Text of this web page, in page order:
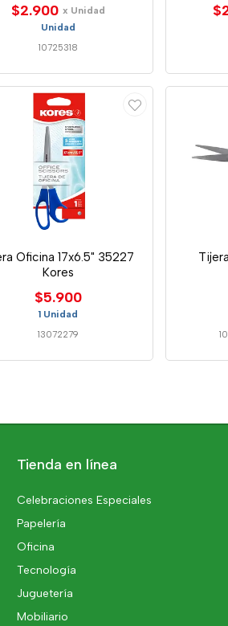
$2.900 x Unidad
Unidad
10725318
Oficina 17x6.5" 35227
Kores
$5.900
1 Unidad
13072279
Tienda en línea
Celebraciones Especiales
Papelería
Oficina
Tecnología
Juguetería
Mobiliario